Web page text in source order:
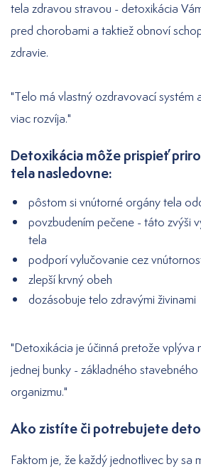
tela zdravou stravou - detoxikácia
pred chorobami a taktiež obnoví
zdravie.
"Telo má vlastný ozdravovací systém
viac rozvíja."
Detoxikácia môže prispieť
tela nasledovne:
pôstom si vnútorné orgány tela
povzbudením pečene - táto zvýši
tela
podporí vylučovanie cez
zlepší krvný obeh
dozásobuje telo zdravými živinami
"Detoxikácia je účinná pretože vplýva
jednej bunky - základného
organizmu."
Ako zistíte či potrebujete
Faktom je, že každý jednotlivec by sa